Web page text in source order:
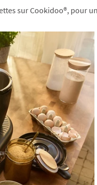
sur Cookidoo®, pour